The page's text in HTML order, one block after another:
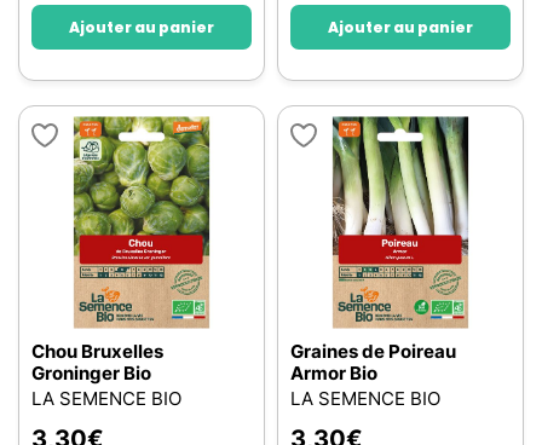
Ajouter au panier Ajouter au panier
Chou Bruxelles
Groninger Bio
LA SEMENCE BIO
3,30€
Graines de Poireau
Armor Bio
LA SEMENCE BIO
3,30€